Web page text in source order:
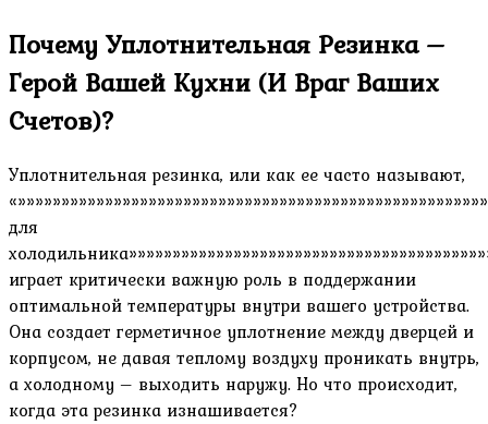
Почему Уплотнительная Резинка –
Герой Вашей Кухни (И Враг Ваших
Счетов)?
Уплотнительная резинка, или как ее часто называют,
для
играет критически важную роль в поддержании
оптимальной температуры внутри вашего устройства.
Она создает герметичное уплотнение между дверцей и
корпусом, не давая теплому воздуху проникать внутрь,
а холодному – выходить наружу. Но что происходит,
когда эта резинка изнашивается?